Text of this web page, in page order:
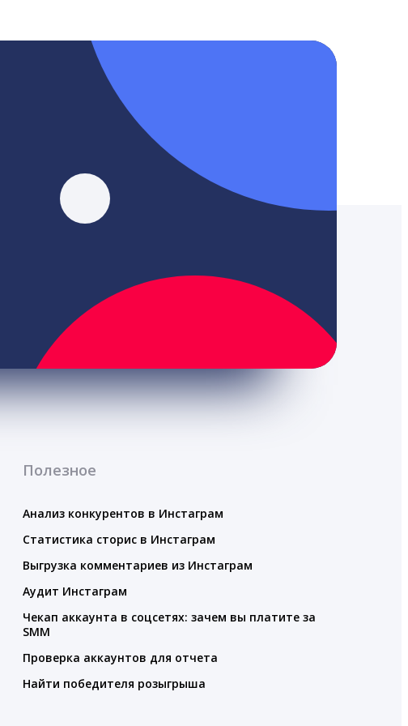
Полезное
Анализ конкурентов в Инстаграм
Статистика сторис в Инстаграм
Выгрузка комментариев из Инстаграм
Аудит Инстаграм
Чекап аккаунта в соцсетях: зачем вы платите за
SMM
Проверка аккаунтов для отчета
Найти победителя розыгрыша